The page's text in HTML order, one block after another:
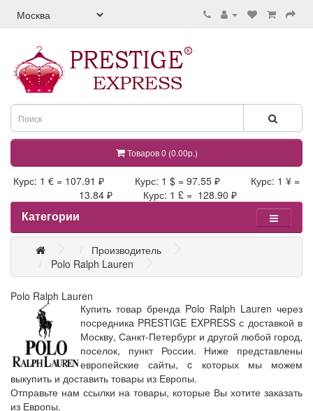
Товаров 0 (0.00р.)
Курс: 1 € = 107.91 ₽ Курс: 1 $ = 97.55 ₽ Курс: 1 ¥ =
13.84 ₽ Курс: 1 £ = 128.90 ₽
Категории
Производитель
Polo Ralph Lauren
Polo Ralph Lauren
Купить товар бренда Polo Ralph Lauren через
посредника PRESTIGE EXPRESS с доставкой в
Москву, Санкт-Петербург и другой любой город,
поселок, пункт России. Ниже представлены
европейские сайты, c которых мы можем
выкупить и доставить товары из Европы.
Отправьте нам ссылки на товары, которые Вы хотите заказать
из Европы.